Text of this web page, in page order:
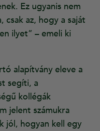
Ez ugyanis nem
csak az, hogy a saját
ilyet” – emeli ki
alapítvány eleve a
segíti, a
kollégák
jelent számukra
jól, hogyan kell egy